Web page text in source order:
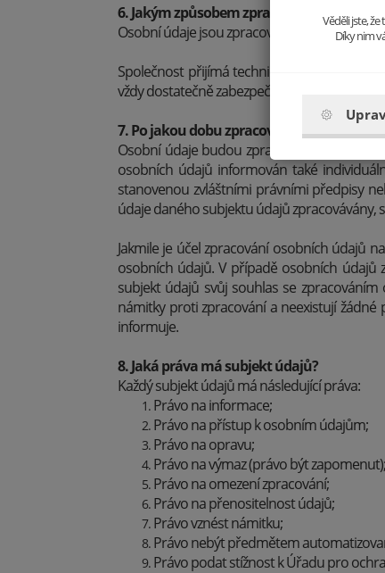
6. Jakým způsobem zpracováváme osobní
Osobní údaje jsou zpracovávány manuálně
Společnost přijímá technická a
vždy dostatečně zabezpečuje a chrání před
7. Po jakou dobu zpracováváme osobní
Osobní údaje budou zpracovávány pouze
osobních údajů informován také
stanovenou zvláštními právními předpisy
údaje daného subjektu údajů zpracovávány,
Jakmile je účel zpracování osobních údajů
osobních údajů. V případě osobních údajů
subjekt údajů svůj souhlas se
námitky proti zpracování a neexistují
informuje.
8. Jaká práva má subjekt údajů?
Každý subjekt údajů má následující práva:
Právo na informace;
Právo na přístup k osobním údajům;
Právo na opravu;
Právo na výmaz (právo být zapomenut);
Právo na omezení zpracování;
Právo na přenositelnost údajů;
Právo vznést námitku;
Právo nebýt předmětem
Právo podat stížnost k Úřadu pro
Věděli jste,
Díky nim